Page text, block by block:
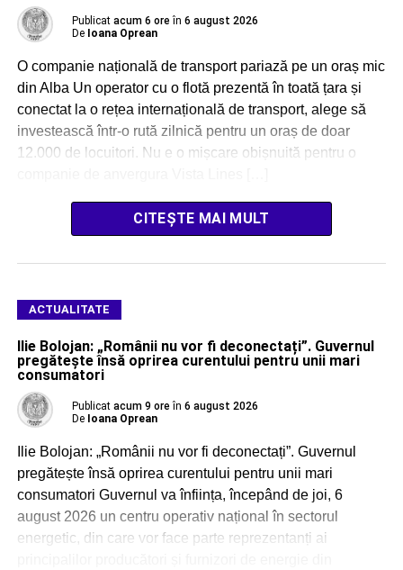
Publicat acum 6 ore în 6 august 2026
De Ioana Oprean
O companie națională de transport pariază pe un oraș mic
din Alba Un operator cu o flotă prezentă în toată țara și
conectat la o rețea internațională de transport, alege să
investească într-o rută zilnică pentru un oraș de doar
12.000 de locuitori. Nu e o mișcare obișnuită pentru o
CITEȘTE MAI MULT
ACTUALITATE
Ilie Bolojan: „Românii nu vor fi deconectați”. Guvernul
pregătește însă oprirea curentului pentru unii mari
consumatori
Publicat acum 9 ore în 6 august 2026
De Ioana Oprean
Ilie Bolojan: „Românii nu vor fi deconectați”. Guvernul
pregătește însă oprirea curentului pentru unii mari
consumatori Guvernul va înființa, începând de joi, 6
august 2026 un centru operativ național în sectorul
energetic, din care vor face parte reprezentanți ai